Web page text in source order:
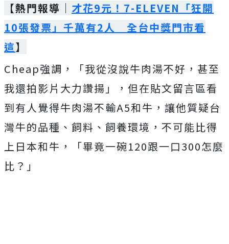
【熱門報導｜ 才花9元！7-ELEVEN「狂開
10張發票」千萬有2人 全台中獎門市看
這】
Cheap強調，「我從沒說牛肉湯不好，甚至
我還拍影片大力讚揚」，但在貼文留言區看
到有人覺得牛肉湯不輸A5和牛，讓他質疑台
灣牛的品種、飼料、飼養環境，不可能比得
上日本和牛，「畢竟一碗120跟一口300怎麼
比？」